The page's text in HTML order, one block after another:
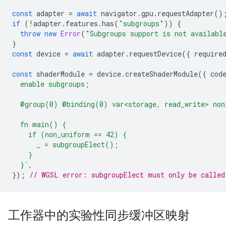
const adapter = await navigator .gpu . requestAdapter
if ( ! adapter . features .has( "subgroups" ))
{
throw new Error( "Subgroups support is not
}
const device = await adapter . requestDevice({
const shaderModule = device.createShaderModule({ code
  enable subgroups;
@group(0) @binding(0) var<storage, read_write>
  fn main() {
    if (non_uniform == 42) {
      _ = subgroupElect();
    }
  }`
,
});
// WGSL error: subgroupElect must only be
工作器中的实验性同步缓冲区映射